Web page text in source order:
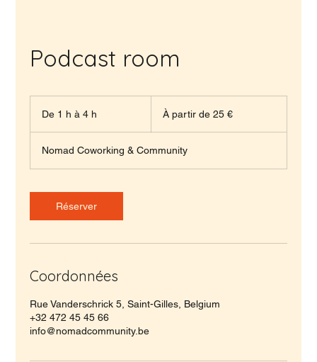
Podcast room
De 1 h à 4 h
à
4
partir
euros
À partir de 25 €
Nomad Coworking & Community
Réserver
Coordonnées
Rue Vanderschrick 5, Saint-Gilles, Belgium
+32 472 45 45 66
info@nomadcommunity.be